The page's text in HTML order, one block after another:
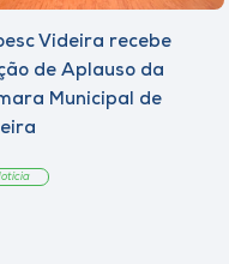
Videira recebe
de Aplauso da
Municipal de